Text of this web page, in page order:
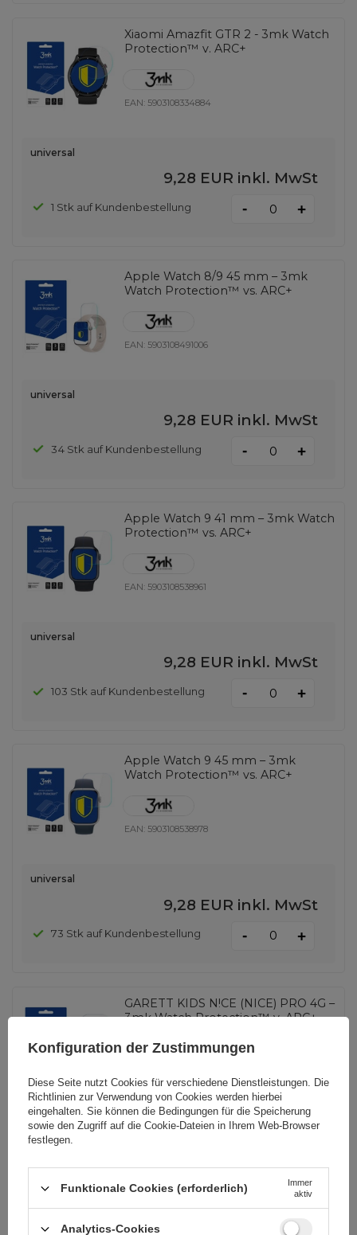
Xiaomi Amazfit GTR 2 - 3mk Watch
Protection™ v. ARC+
EAN: 5903108334884
universal
9,28 EUR inkl. MwSt
1 Stk auf Kundenbestellung - +
Apple Watch 8/9 45 mm – 3mk
Watch Protection™ vs. ARC+
EAN: 5903108491006
universal
9,28 EUR inkl. MwSt
34 Stk auf Kundenbestellung - +
Apple Watch 9 41 mm – 3mk Watch
Protection™ vs. ARC+
EAN: 5903108538961
universal
9,28 EUR inkl. MwSt
103 Stk auf Kundenbestellung - +
Apple Watch 9 45 mm – 3mk
Watch Protection™ vs. ARC+
EAN: 5903108538978
universal
9,28 EUR inkl. MwSt
73 Stk auf Kundenbestellung - +
GARETT KIDS N!CE (NICE) PRO 4G –
3mk Watch Protection™ v. ARC+
universal
+
Konfiguration der Zustimmungen
Diese Seite nutzt Cookies für verschiedene Dienstleistungen. Die
Richtlinien zur Verwendung von Cookies werden hierbei
eingehalten. Sie können die Bedingungen für die Speicherung
sowie den Zugriff auf die Cookie-Dateien in Ihrem Web-Browser
festlegen.
Funktionale Cookies (erforderlich)
Immer
aktiv
Analytics-Cookies